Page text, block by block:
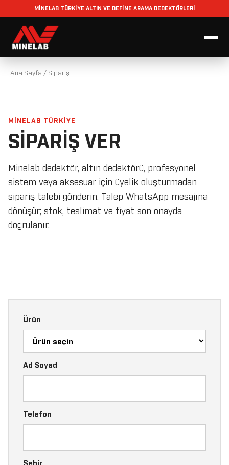
MİNELAB TÜRKİYE ALTIN VE DEFİNE ARAMA DEDEKTÖRLERİ
Ana Sayfa / Sipariş
MİNELAB TÜRKİYE
SIPARIŞ VER
Minelab dedektör, altın dedektörü, profesyonel
sistem veya aksesuar için üyelik oluşturmadan
sipariş talebi gönderin. Talep WhatsApp mesajına
dönüşür; stok, teslimat ve fiyat son onayda
doğrulanır.
Ürün
Ad Soyad
Telefon